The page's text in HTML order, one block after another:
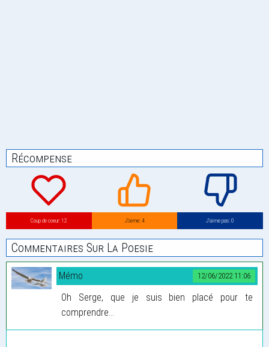
Récompense
Coup de coeur: 12 J’aime: 4 J’aime pas: 0
Commentaires Sur La Poesie
12/06/2022 11:06
Mémo
Oh Serge, que je suis bien placé pour te
comprendre...